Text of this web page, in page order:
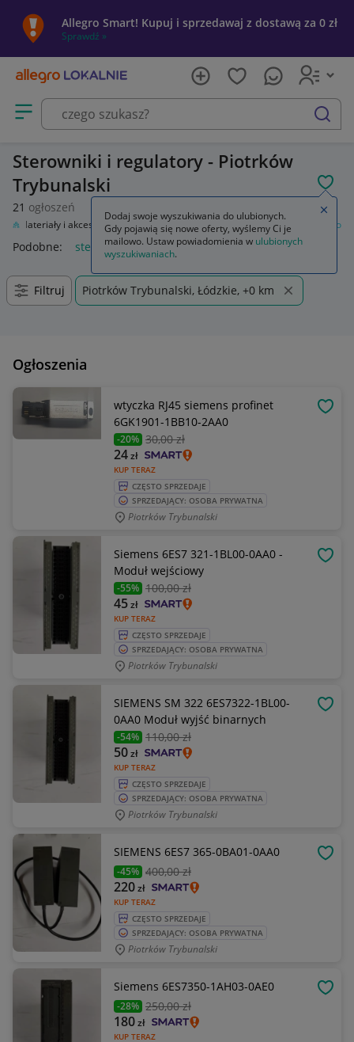
Allegro Smart! Kupuj i sprzedawaj z dostawą za 0 zł
Sprawdź »
Otwórz menu z kategoriami
szukaj
Sterowniki i regulatory - Piotrków
Trybunalski
21 ogłoszeń
Materiały i akcesoria Automatyka przemysłowa Sterowniki i regulatory
Podobne: sterowniki i regulatory
Filtruj Piotrków Trybunalski, Łódzkie, +0 km
Ogłoszenia
wtyczka RJ45 siemens profinet
6GK1901-1BB10-2AA0
-20% 30,00 zł
KUP TERAZ
24zł
CZĘSTO SPRZEDAJE
SPRZEDAJĄCY: OSOBA PRYWATNA
Piotrków Trybunalski
Siemens 6ES7 321-1BL00-0AA0 -
Moduł wejściowy
-55% 100,00 zł
KUP TERAZ
45zł
CZĘSTO SPRZEDAJE
SPRZEDAJĄCY: OSOBA PRYWATNA
Piotrków Trybunalski
SIEMENS SM 322 6ES7322-1BL00-
0AA0 Moduł wyjść binarnych
-54% 110,00 zł
KUP TERAZ
50zł
CZĘSTO SPRZEDAJE
SPRZEDAJĄCY: OSOBA PRYWATNA
Piotrków Trybunalski
SIEMENS 6ES7 365-0BA01-0AA0
-45% 400,00 zł
KUP TERAZ
220zł
CZĘSTO SPRZEDAJE
SPRZEDAJĄCY: OSOBA PRYWATNA
Piotrków Trybunalski
Siemens 6ES7350-1AH03-0AE0
-28% 250,00 zł
KUP TERAZ
180zł
Dodaj swoje wyszukiwania do ulubionych.
Gdy pojawią się nowe oferty, wyślemy Ci je
mailowo. Ustaw powiadomienia w ulubionych
wyszukiwaniach.